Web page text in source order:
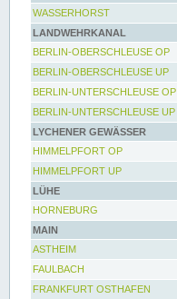
WASSERHORST
LANDWEHRKANAL
BERLIN-OBERSCHLEUSE OP
BERLIN-OBERSCHLEUSE UP
BERLIN-UNTERSCHLEUSE OP
BERLIN-UNTERSCHLEUSE UP
LYCHENER GEWÄSSER
HIMMELPFORT OP
HIMMELPFORT UP
LÜHE
HORNEBURG
MAIN
ASTHEIM
FAULBACH
FRANKFURT OSTHAFEN